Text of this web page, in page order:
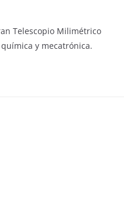
Telescopio Milimétrico
y mecatrónica.